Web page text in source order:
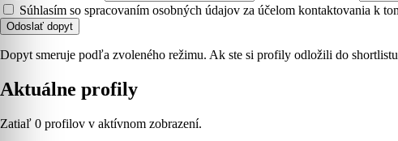
Súhlasím so spracovaním osobných údajov za účelom kontaktovania k
Odoslať dopyt
Dopyt smeruje podľa zvoleného režimu. Ak ste si profily odložili do
Aktuálne profily
Zatiaľ 0 profilov v aktívnom zobrazení.